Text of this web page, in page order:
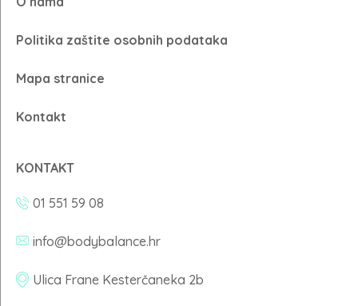
Politika zaštite osobnih podataka
Mapa stranice
Kontakt
KONTAKT
01 551 59 08
info@bodybalance.hr
Ulica Frane Kesterčaneka 2b